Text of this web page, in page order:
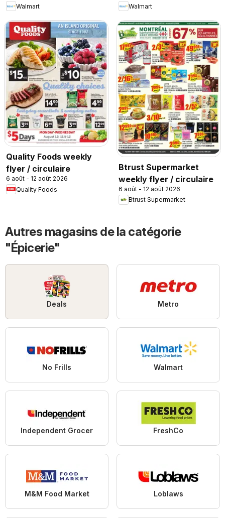
Walmart
Walmart
Quality Foods weekly
flyer / circulaire
6 août - 12 août 2026
Quality Foods
Btrust Supermarket
weekly flyer / circulaire
6 août - 12 août 2026
Btrust Supermarket
Autres magasins de la catégorie
"Épicerie"
Deals Metro
No Frills Walmart
Independent Grocer FreshCo
M&M Food Market Loblaws